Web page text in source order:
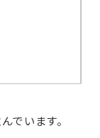
でいます。